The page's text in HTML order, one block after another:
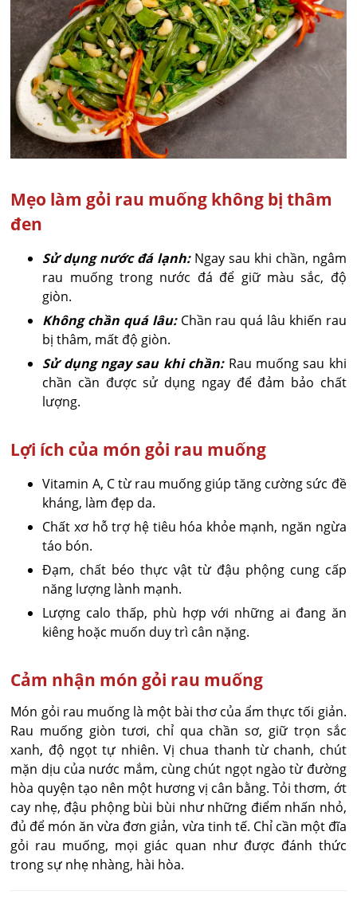
Mẹo làm gỏi rau muống không bị thâm
đen
Sử dụng nước đá lạnh:Ngay sau khi chần, ngâm
rau muống trong nước đá để giữ màu sắc, độ
giòn.
Không chần quá lâu:Chần rau quá lâu khiến rau
bị thâm, mất độ giòn.
Sử dụng ngay sau khi chần:Rau muống sau khi
chần cần được sử dụng ngay để đảm bảo chất
lượng.
Lợi ích của món gỏi rau muống
Vitamin A, C từ rau muống giúp tăng cường sức đề
kháng, làm đẹp da.
Chất xơ hỗ trợ hệ tiêu hóa khỏe mạnh, ngăn ngừa
táo bón.
Đạm, chất béo thực vật từ đậu phộng cung cấp
năng lượng lành mạnh.
Lượng calo thấp, phù hợp với những ai đang ăn
kiêng hoặc muốn duy trì cân nặng.
Cảm nhận món gỏi rau muống
Món gỏi rau muống là một bài thơ của ẩm thực tối giản.
Rau muống giòn tươi, chỉ qua chần sơ, giữ trọn sắc
xanh, độ ngọt tự nhiên. Vị chua thanh từ chanh, chút
mặn dịu của nước mắm, cùng chút ngọt ngào từ đường
hòa quyện tạo nên một hương vị cân bằng. Tỏi thơm, ớt
cay nhẹ, đậu phộng bùi bùi như những điểm nhấn nhỏ,
đủ để món ăn vừa đơn giản, vừa tinh tế. Chỉ cần một đĩa
gỏi rau muống, mọi giác quan như được đánh thức
trong sự nhẹ nhàng, hài hòa.